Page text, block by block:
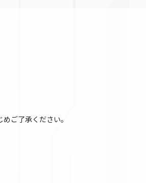
ご了承ください。